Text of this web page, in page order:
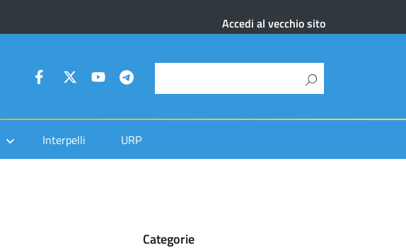
Accedi al vecchio sito
Interpelli URP
Categorie